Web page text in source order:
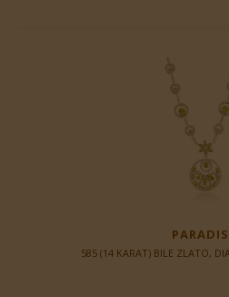
585 (14 KARAT) BILE ZLATO,